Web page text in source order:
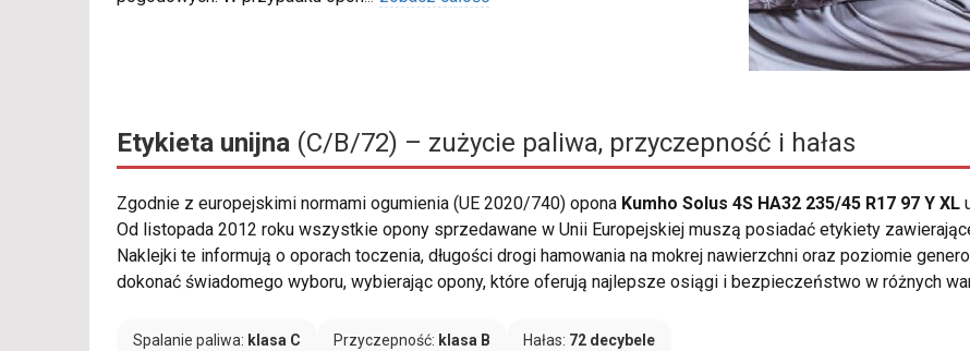
Etykieta unijna (C/B/72) – zużycie paliwa, przyczepność i hałas
Zgodnie z europejskimi normami ogumienia (UE 2020/740) opona Kumho Solus 4S HA32 235/45 R17 97 Y XL
Od listopada 2012 roku wszystkie opony sprzedawane w Unii Europejskiej muszą posiadać etykiety
Naklejki te informują o oporach toczenia, długości drogi hamowania na mokrej nawierzchni oraz poziomie
dokonać świadomego wyboru, wybierając opony, które oferują najlepsze osiągi i bezpieczeństwo w różnych
Spalanie paliwa: klasa C Przyczepność: klasa B Hałas: 72 decybele